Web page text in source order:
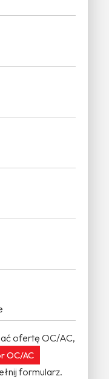
ofertę OC/AC,
OC/AC
formularz.